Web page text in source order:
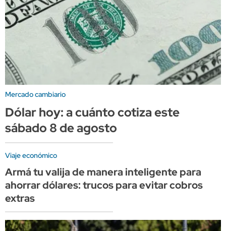
Mercado cambiario
Dólar hoy: a cuánto cotiza este
sábado 8 de agosto
Viaje económico
Armá tu valija de manera inteligente para
ahorrar dólares: trucos para evitar cobros
extras